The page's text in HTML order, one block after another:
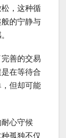
，这种循
的宁静与
善的交易
在等待合
但却可能
心守候
孤独不仅